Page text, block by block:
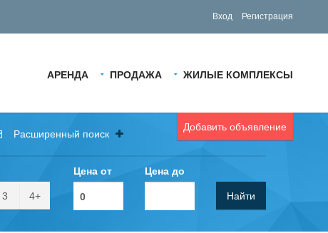
Вход Регистрация
АРЕНДА ПРОДАЖА ЖИЛЫЕ КОМПЛЕКСЫ
Добавить объявление
Расширенный поиск
3 4+
Цена от Цена до
Найти